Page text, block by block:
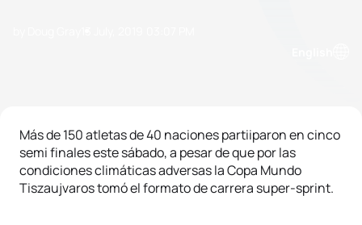
Más de 150 atletas de 40 naciones partiiparon en cinco
semi finales este sábado, a pesar de que por las
condiciones climáticas adversas la Copa Mundo
Tiszaujvaros tomó el formato de carrera super-sprint.